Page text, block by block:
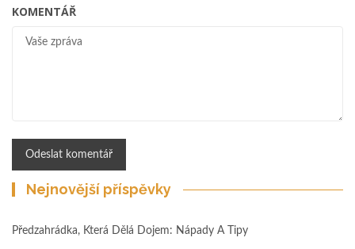
KOMENTÁŘ
Nejnovější příspěvky
Předzahrádka, Která Dělá Dojem: Nápady A Tipy